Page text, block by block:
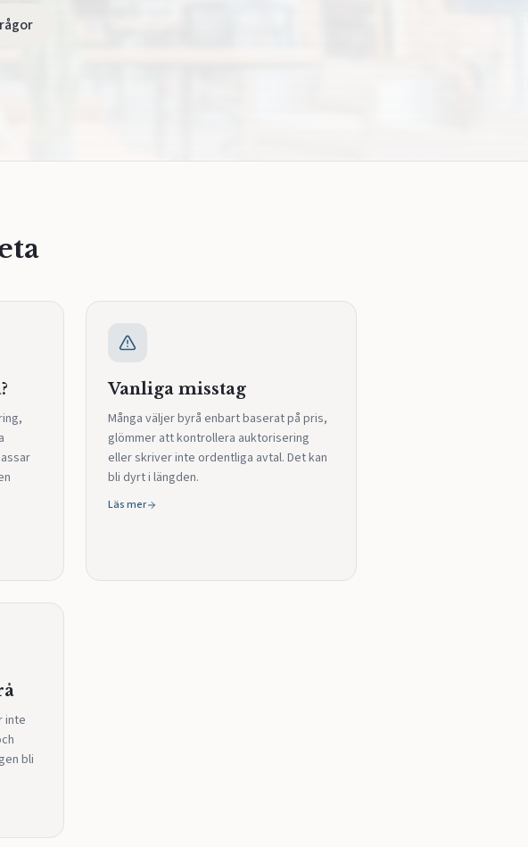
Vanliga misstag
Många väljer byrå enbart baserat på pris,
glömmer att kontrollera auktorisering
eller skriver inte ordentliga avtal. Det kan
bli dyrt i längden.
Läs mer
inte
bli